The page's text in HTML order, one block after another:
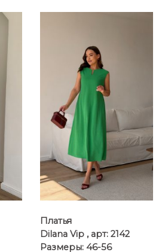
Платья
Dilana Vip , арт: 2142
Размеры: 46-56